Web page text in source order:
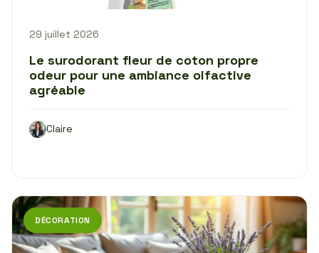
29 juillet 2026
Le surodorant fleur de coton propre
odeur pour une ambiance olfactive
agréable
Claire
DÉCORATION